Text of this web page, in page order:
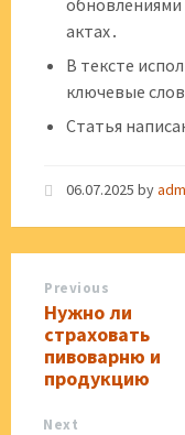
актах․
В тексте
ключевые
Статья
06.07.2025 by
Previous
Нужно ли
страховать
пивоварню и
продукцию
Next